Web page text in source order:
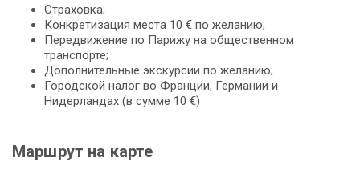
Страховка;
Конкретизация места 10 € по желанию;
Передвижение по Парижу на общественном
транспорте;
Дополнительные экскурсии по желанию;
Городской налог во Франции, Германии и
Нидерландах (в сумме 10 €)
Маршрут на карте